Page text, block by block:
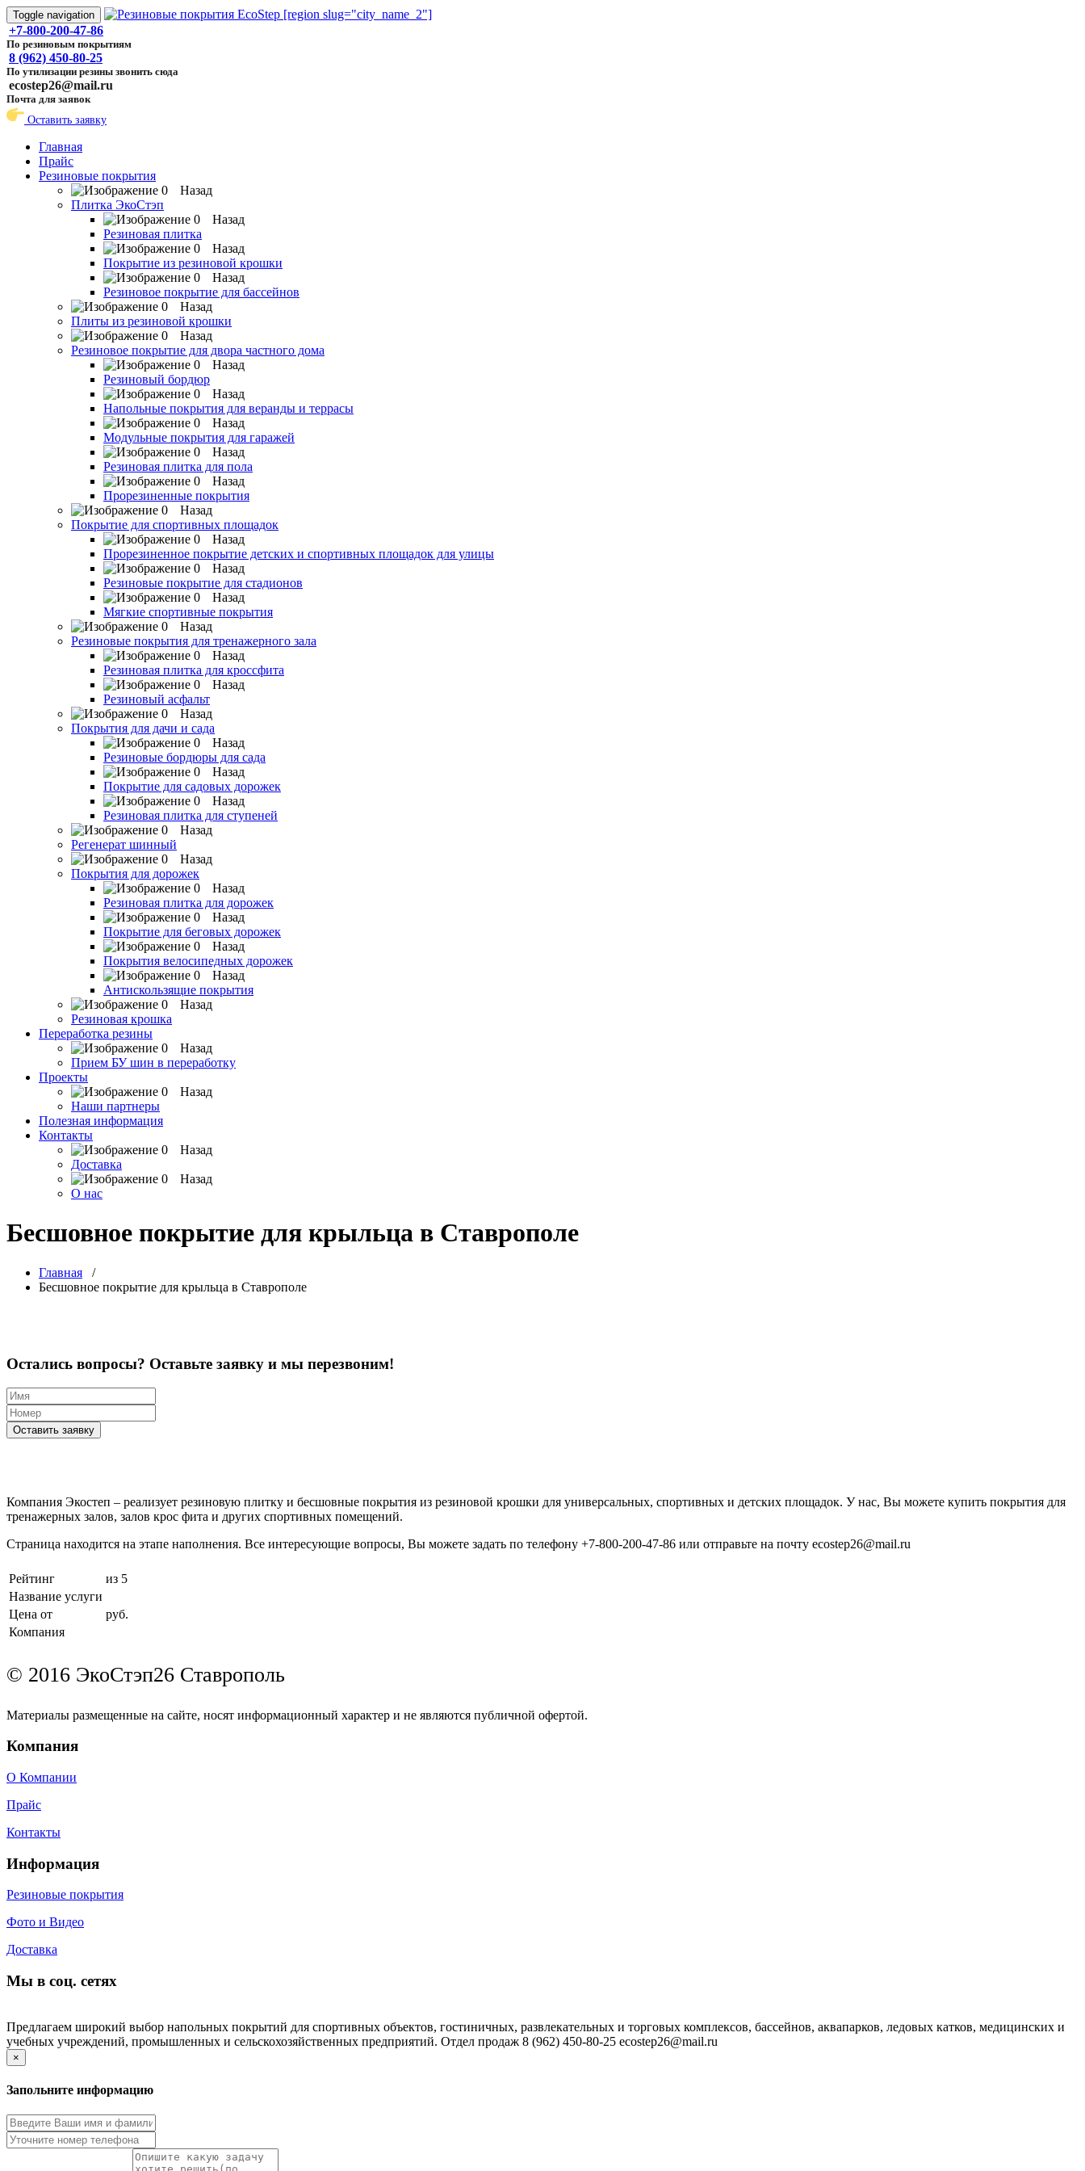
Toggle navigation
+7-800-200-47-86
По резиновым покрытиям
8 (962) 450-80-25
По утилизации резины звонить сюда
ecostep26@mail.ru
Почта для заявок
Оставить заявку
Главная
Прайс
Резиновые покрытия
Назад
Плитка ЭкоСтэп
Назад
Резиновая плитка
Назад
Покрытие из резиновой крошки
Назад
Резиновое покрытие для бассейнов
Назад
Плиты из резиновой крошки
Назад
Резиновое покрытие для двора частного дома
Назад
Резиновый бордюр
Назад
Напольные покрытия для веранды и террасы
Назад
Модульные покрытия для гаражей
Назад
Резиновая плитка для пола
Назад
Прорезиненные покрытия
Назад
Покрытие для спортивных площадок
Назад
Прорезиненное покрытие детских и спортивных площадок для улицы
Назад
Резиновые покрытие для стадионов
Назад
Мягкие спортивные покрытия
Назад
Резиновые покрытия для тренажерного зала
Назад
Резиновая плитка для кроссфита
Назад
Резиновый асфальт
Назад
Покрытия для дачи и сада
Назад
Резиновые бордюры для сада
Назад
Покрытие для садовых дорожек
Назад
Резиновая плитка для ступеней
Назад
Регенерат шинный
Назад
Покрытия для дорожек
Назад
Резиновая плитка для дорожек
Назад
Покрытие для беговых дорожек
Назад
Покрытия велосипедных дорожек
Назад
Антискользящие покрытия
Назад
Резиновая крошка
Переработка резины
Назад
Прием БУ шин в переработку
Проекты
Назад
Наши партнеры
Полезная информация
Контакты
Назад
Доставка
Назад
О нас
Бесшовное покрытие для крыльца в Ставрополе
Главная /
Бесшовное покрытие для крыльца в Ставрополе
Остались вопросы? Оставьте заявку и мы перезвоним!
Оставить заявку
Компания Экостеп – реализует резиновую плитку и бесшовные покрытия из резиновой крошки для универсальных, спортивных и детских площадок. У нас, Вы можете купить покрытия для
тренажерных залов, залов крос фита и других спортивных помещений.
Страница находится на этапе наполнения. Все интересующие вопросы, Вы можете задать по телефону +7-800-200-47-86 или отправьте на почту ecostep26@mail.ru
Рейтинг
из 5
Название услуги
Цена от
руб.
Компания
© 2016 ЭкоСтэп26 Ставрополь
Материалы размещенные на сайте, носят информационный характер и не являются публичной офертой.
Компания
О Компании
Прайс
Контакты
Информация
Резиновые покрытия
Фото и Видео
Доставка
Мы в соц. сетях
Предлагаем широкий выбор напольных покрытий для спортивных объектов, гостиничных, развлекательных и торговых комплексов, бассейнов, аквапарков, ледовых катков, медицинских и
учебных учреждений, промышленных и сельскохозяйственных предприятий. Отдел продаж 8 (962) 450-80-25 ecostep26@mail.ru
×
Запольните информацию